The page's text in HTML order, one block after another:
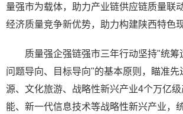
量强市为载体，助力产业链供应链质量联
经济质量竞争新优势，助力构建陕西特色
质量强企强链强市三年行动坚持"统筹
问题导向、目标导向"的基本原则，瞄准先
源、文化旅游、战略性新兴产业4个万亿
能、新一代信息技术等战略性新兴产业，